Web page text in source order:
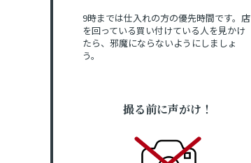
9時までは仕入れの方の優先時間です。店
を回っている買い付けている人を見かけ
たら、邪魔にならないようにしましょ
う。
撮る前に声がけ！